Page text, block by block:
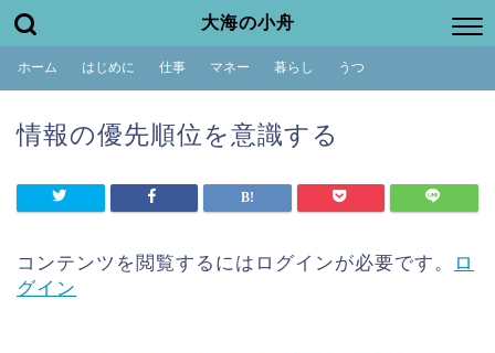
大海の小舟
ホーム はじめに 仕事 マネー 暮らし うつ
情報の優先順位を意識する
コンテンツを閲覧するにはログインが必要です。
ロ
グイン